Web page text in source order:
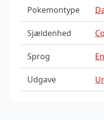
Pokemontype
Sjældenhed
Sprog
Udgave